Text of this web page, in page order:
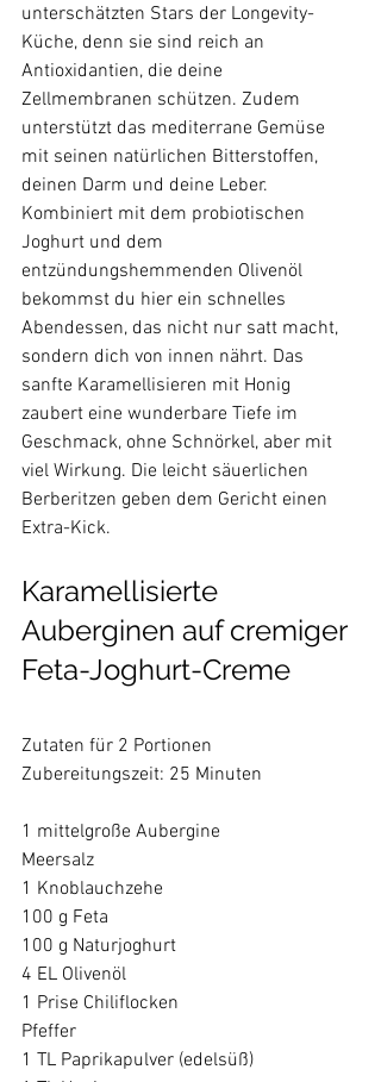
unterschätzten Stars der Longevity-
Küche, denn sie sind reich an
Antioxidantien, die deine
Zellmembranen schützen. Zudem
unterstützt das mediterrane Gemüse
mit seinen natürlichen Bitterstoffen,
deinen Darm und deine Leber.
Kombiniert mit dem probiotischen
Joghurt und dem
entzündungshemmenden Olivenöl
bekommst du hier ein schnelles
Abendessen, das nicht nur satt macht,
sondern dich von innen nährt. Das
sanfte Karamellisieren mit Honig
zaubert eine wunderbare Tiefe im
Geschmack, ohne Schnörkel, aber mit
viel Wirkung. Die leicht säuerlichen
Berberitzen geben dem Gericht einen
Extra-Kick.
Karamellisierte
Auberginen auf cremiger
Feta-Joghurt-Creme
Zutaten für 2 Portionen
Zubereitungszeit: 25 Minuten
1 mittelgroße Aubergine
Meersalz
1 Knoblauchzehe
100 g Feta
100 g Naturjoghurt
4 EL Olivenöl
1 Prise Chiliflocken
Pfeffer
1 TL Paprikapulver (edelsüß)